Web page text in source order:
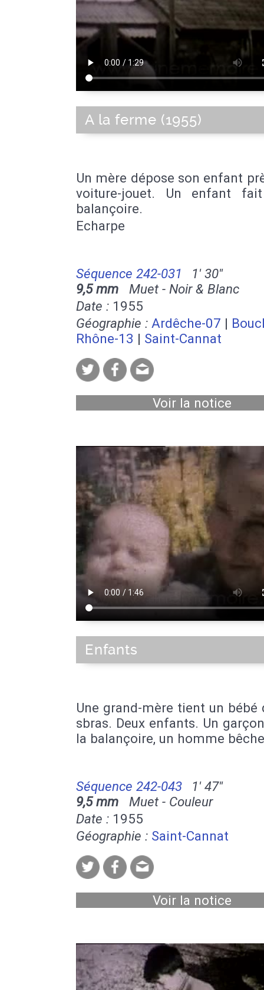
A la ferme (1955)
Un mère dépose son enfant
voiture-jouet. Un enfant
balançoire.
Echarpe
Séquence 242-031
1' 30''
9,5 mm Muet - Noir & Blanc
Date : 1955
Géographie : Ardêche-07 |
Rhône-13 | Saint-Cannat
Voir la notice
Enfants
Une grand-mère tient un bébé
sbras. Deux enfants. Un
la balançoire, un homme
Séquence 242-043
1' 47''
9,5 mm Muet - Couleur
Date : 1955
Géographie : Saint-Cannat
Voir la notice